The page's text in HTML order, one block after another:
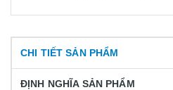
CHI TIẾT SẢN PHẨM
ĐỊNH NGHĨA SẢN PHẨM